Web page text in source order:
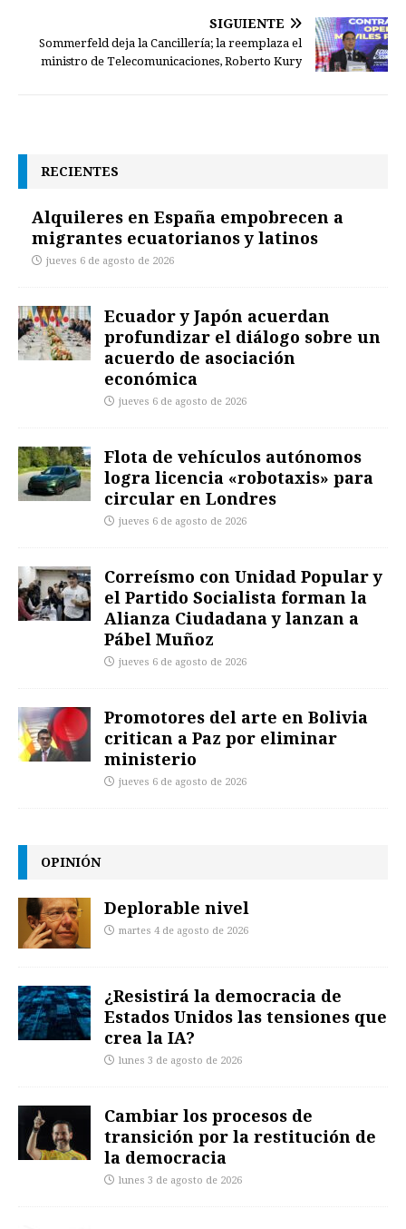
SIGUIENTE
Sommerfeld deja la Cancillería; la reemplaza el
ministro de Telecomunicaciones, Roberto Kury
RECIENTES
Alquileres en España empobrecen a
migrantes ecuatorianos y latinos
jueves 6 de agosto de 2026
Ecuador y Japón acuerdan
profundizar el diálogo sobre un
acuerdo de asociación
económica
jueves 6 de agosto de 2026
Flota de vehículos autónomos
logra licencia «robotaxis» para
circular en Londres
jueves 6 de agosto de 2026
Correísmo con Unidad Popular y
el Partido Socialista forman la
Alianza Ciudadana y lanzan a
Pábel Muñoz
jueves 6 de agosto de 2026
Promotores del arte en Bolivia
critican a Paz por eliminar
ministerio
jueves 6 de agosto de 2026
OPINIÓN
Deplorable nivel
martes 4 de agosto de 2026
¿Resistirá la democracia de
Estados Unidos las tensiones que
crea la IA?
lunes 3 de agosto de 2026
Cambiar los procesos de
transición por la restitución de
la democracia
lunes 3 de agosto de 2026